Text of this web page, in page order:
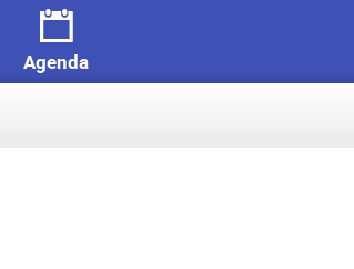
Agenda